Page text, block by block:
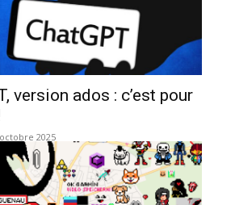
version ados : c’est pour
2025